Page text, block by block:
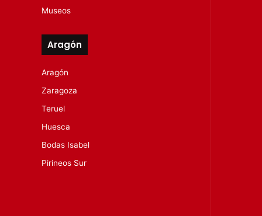
Museos
Aragón
Aragón
Zaragoza
Teruel
Huesca
Bodas Isabel
Pirineos Sur